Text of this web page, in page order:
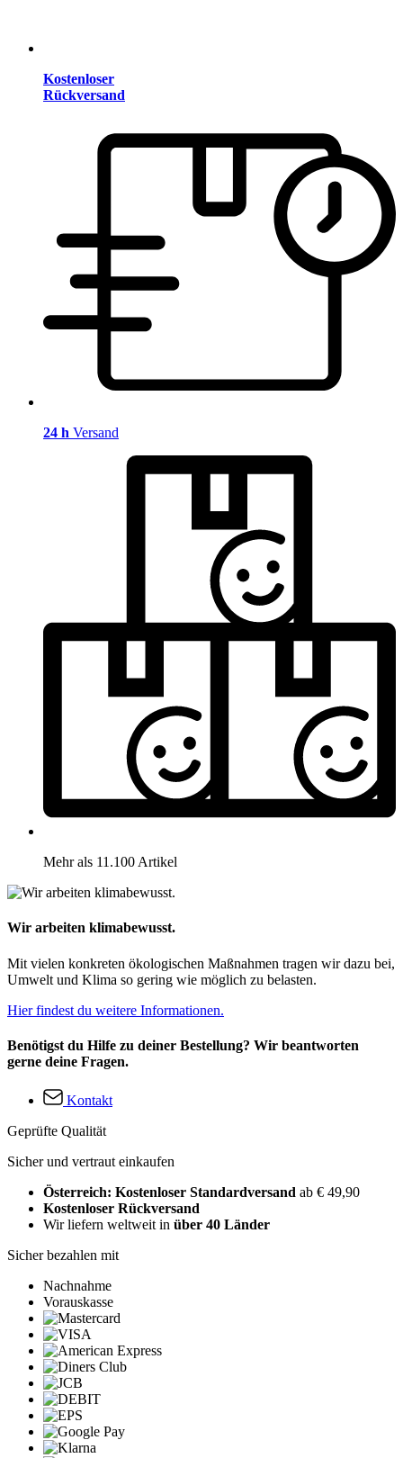
Kostenloser
Rückversand
24 h Versand
Mehr als 11.100 Artikel
Wir arbeiten klimabewusst.
Mit vielen konkreten ökologischen Maßnahmen tragen wir dazu bei,
Umwelt und Klima so gering wie möglich zu belasten.
Hier findest du weitere Informationen.
Benötigst du Hilfe zu deiner Bestellung? Wir beantworten
gerne deine Fragen.
Kontakt
Geprüfte Qualität
Sicher und vertraut einkaufen
Österreich: Kostenloser Standardversand ab € 49,90
Kostenloser Rückversand
Wir liefern weltweit in über 40 Länder
Sicher bezahlen mit
Nachnahme
Vorauskasse